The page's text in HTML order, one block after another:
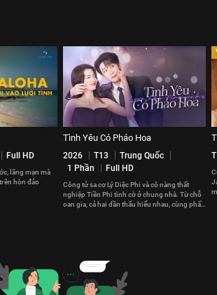
Full HD
lãng mạn mà
hòn đảo
Tình Yêu Có Pháo Hoa
2026 T13
Trung Quốc
1 Phần
Full HD
Công tử sa cơ Lý Diệc Phi và cô nàng thất
nghiệp Tiền Phi tình cờ ở chung nhà. Từ chỗ
oan gia, cả hai dần thấu hiểu nhau, cùng phấn